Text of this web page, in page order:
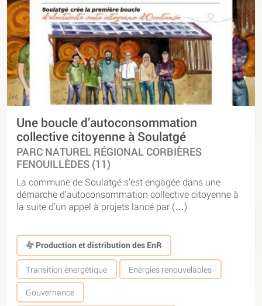
Une boucle d’autoconsommation
collective citoyenne à Soulatgé
PARC NATUREL RÉGIONAL CORBIÈRES
FENOUILLÈDES (11)
La commune de Soulatgé s’est engagée dans une
démarche d’autoconsommation collective citoyenne à
la suite d’un appel à projets lancé par (…)
Production et distribution des EnR
Transition énergétique Energies renouvelables
Gouvernance